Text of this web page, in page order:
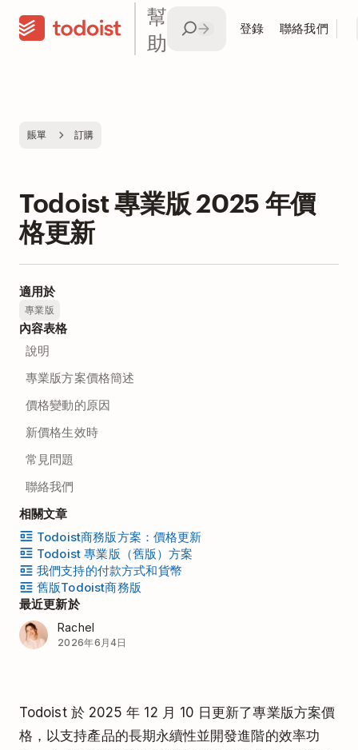
幫
助
登錄 聯絡我們
賬單 訂購
Todoist 專業版 2025 年價
格更新
適用於
專業版
內容表格
說明
專業版方案價格簡述
價格變動的原因
新價格生效時
常見問題
聯絡我們
相關文章
Todoist商務版方案：價格更新
Todoist 專業版（舊版）方案
我們支持的付款方式和貨幣
舊版Todoist商務版
最近更新於
Rachel
2026年6月4日
Todoist 於 2025 年 12 月 10 日更新了專業版方案價
格，以支持產品的長期永續性並開發進階的效率功